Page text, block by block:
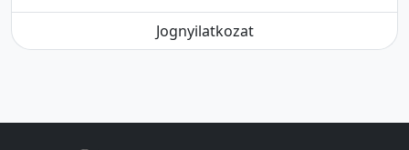
Jognyilatkozat